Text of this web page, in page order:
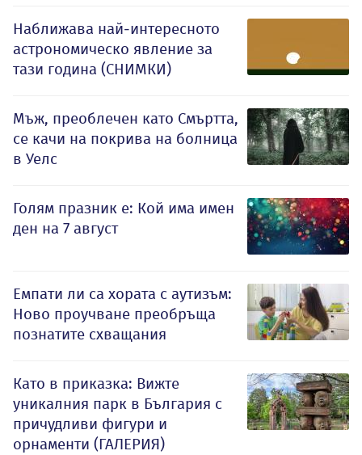
Наближава най-интересното
астрономическо явление за
тази година (СНИМКИ)
Мъж, преоблечен като Смъртта,
се качи на покрива на болница
в Уелс
Голям празник е: Кой има имен
ден на 7 август
Емпати ли са хората с аутизъм:
Ново проучване преобръща
познатите схващания
Като в приказка: Вижте
уникалния парк в България с
причудливи фигури и
орнаменти (ГАЛЕРИЯ)